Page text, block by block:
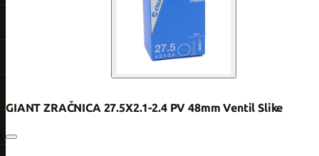
GIANT ZRAČNICA 27.5X2.1-2.4 PV 48mm Ventil Slike